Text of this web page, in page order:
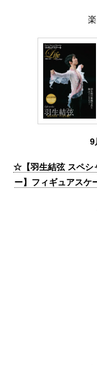
9
☆【羽生結弦 スペシ
ー】フィギュアスケ